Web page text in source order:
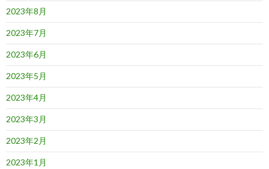
2023年8月
2023年7月
2023年6月
2023年5月
2023年4月
2023年3月
2023年2月
2023年1月